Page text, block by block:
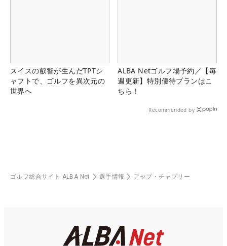
スイスの叡智が生んだTPTシ
ャフトで、ゴルフを異次元の
世界へ
ALBA Netゴルフ場予約／【毎
週更新】特別優待プランはこ
ちら！
Recommended by
ゴルフ総合サイト ALBA Net 選手情報 アセプ・チャプリー